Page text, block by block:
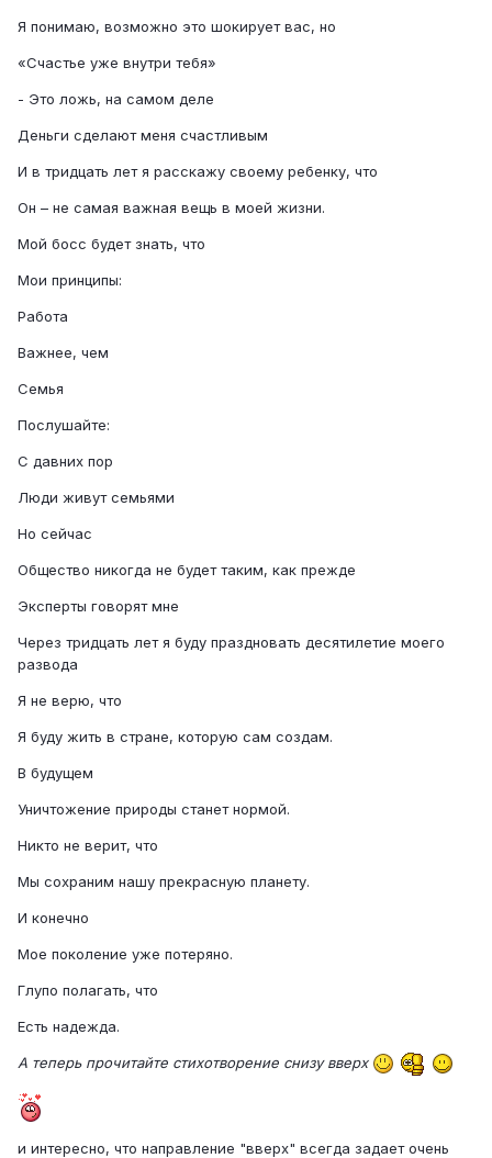
Я понимаю, возможно это шокирует вас, но
«Счастье уже внутри тебя»
- Это ложь, на самом деле
Деньги сделают меня счастливым
И в тридцать лет я расскажу своему ребенку, что
Он – не самая важная вещь в моей жизни.
Мой босс будет знать, что
Мои принципы:
Работа
Важнее, чем
Семья
Послушайте:
С давних пор
Люди живут семьями
Но сейчас
Общество никогда не будет таким, как прежде
Эксперты говорят мне
Через тридцать лет я буду праздновать десятилетие моего
развода
Я не верю, что
Я буду жить в стране, которую сам создам.
В будущем
Уничтожение природы станет нормой.
Никто не верит, что
Мы сохраним нашу прекрасную планету.
И конечно
Мое поколение уже потеряно.
Глупо полагать, что
Есть надежда.
А теперь прочитайте стихотворение снизу вверх
и интересно, что направление "вверх" всегда задает очень